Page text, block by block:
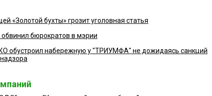
«Золотой бухты» грозит уголовная статья
бюрократов в мэрии
обустроил набережную у "ТРИУМФА" не дожидаясь санкций